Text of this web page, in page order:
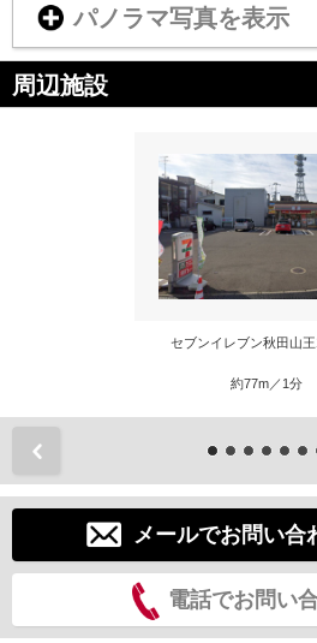
パノラマ写真を表示
周辺施設
セブンイレブン秋田山
約77m／1分
メールでお問い合
電話でお問い